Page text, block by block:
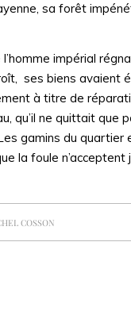
sa forêt
impérial
ses biens avaient
à titre de
qu’il ne quittait que
gamins du
la foule n’acceptent
COSSON